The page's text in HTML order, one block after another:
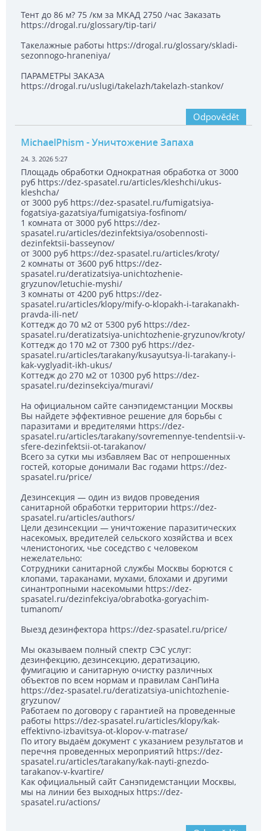
Тент до 86 м? 75 /км за МКАД 2750 /час Заказать
https://drogal.ru/glossary/tip-tari/
Такелажные работы https://drogal.ru/glossary/skladi-
sezonnogo-hraneniya/
ПАРАМЕТРЫ ЗАКАЗА
https://drogal.ru/uslugi/takelazh/takelazh-stankov/
Odpovědět
MichaelPhism - Уничтожение Запаха
24. 3. 2026 5:27
Площадь обработки Однократная обработка от 3000
руб https://dez-spasatel.ru/articles/kleshchi/ukus-
kleshcha/
от 3000 руб https://dez-spasatel.ru/fumigatsiya-
fogatsiya-gazatsiya/fumigatsiya-fosfinom/
1 комната от 3000 руб https://dez-
spasatel.ru/articles/dezinfektsiya/osobennosti-
dezinfektsii-basseynov/
от 3000 руб https://dez-spasatel.ru/articles/kroty/
2 комнаты от 3600 руб https://dez-
spasatel.ru/deratizatsiya-unichtozhenie-
gryzunov/letuchie-myshi/
3 комнаты от 4200 руб https://dez-
spasatel.ru/articles/klopy/mify-o-klopakh-i-tarakanakh-
pravda-ili-net/
Коттедж до 70 м2 от 5300 руб https://dez-
spasatel.ru/deratizatsiya-unichtozhenie-gryzunov/kroty/
Коттедж до 170 м2 от 7300 руб https://dez-
spasatel.ru/articles/tarakany/kusayutsya-li-tarakany-i-
kak-vyglyadit-ikh-ukus/
Коттедж до 270 м2 от 10300 руб https://dez-
spasatel.ru/dezinsekciya/muravi/
На официальном сайте санэпидемстанции Москвы
Вы найдете эффективное решение для борьбы с
паразитами и вредителями https://dez-
spasatel.ru/articles/tarakany/sovremennye-tendentsii-v-
sfere-dezinfektsii-ot-tarakanov/
Всего за сутки мы избавляем Вас от непрошенных
гостей, которые донимали Вас годами https://dez-
spasatel.ru/price/
Дезинсекция — один из видов проведения
санитарной обработки территории https://dez-
spasatel.ru/articles/authors/
Цели дезинсекции — уничтожение паразитических
насекомых, вредителей сельского хозяйства и всех
членистоногих, чье соседство с человеком
нежелательно:
Сотрудники санитарной службы Москвы борются с
клопами, тараканами, мухами, блохами и другими
синантропными насекомыми https://dez-
spasatel.ru/dezinfekciya/obrabotka-goryachim-
tumanom/
Выезд дезинфектора https://dez-spasatel.ru/price/
Мы оказываем полный спектр СЭС услуг:
дезинфекцию, дезинсекцию, дератизацию,
фумигацию и санитарную очистку различных
объектов по всем нормам и правилам СанПиНа
https://dez-spasatel.ru/deratizatsiya-unichtozhenie-
gryzunov/
Работаем по договору с гарантией на проведенные
работы https://dez-spasatel.ru/articles/klopy/kak-
effektivno-izbavitsya-ot-klopov-v-matrase/
По итогу выдаём документ с указанием результатов и
перечня проведенных мероприятий https://dez-
spasatel.ru/articles/tarakany/kak-nayti-gnezdo-
tarakanov-v-kvartire/
Как официальный сайт Санэпидемстанции Москвы,
мы на линии без выходных https://dez-
spasatel.ru/actions/